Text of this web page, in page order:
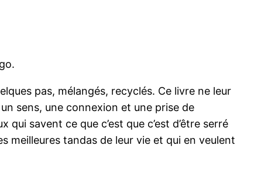
pas, mélangés, recyclés. Ce livre ne leur
sens, une connexion et une prise de
savent ce que c’est que c’est d’être serré
meilleures tandas de leur vie et qui en veulent